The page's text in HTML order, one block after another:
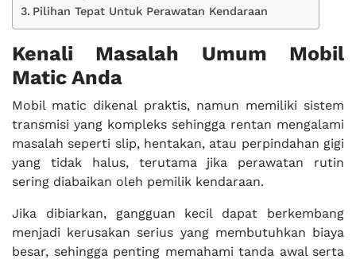
Pilihan Tepat Untuk Perawatan Kendaraan
Kenali Masalah Umum Mobil
Matic Anda
Mobil matic dikenal praktis, namun memiliki sistem
transmisi yang kompleks sehingga rentan mengalami
masalah seperti slip, hentakan, atau perpindahan gigi
yang tidak halus, terutama jika perawatan rutin
sering diabaikan oleh pemilik kendaraan.
Jika dibiarkan, gangguan kecil dapat berkembang
menjadi kerusakan serius yang membutuhkan biaya
besar, sehingga penting memahami tanda awal serta